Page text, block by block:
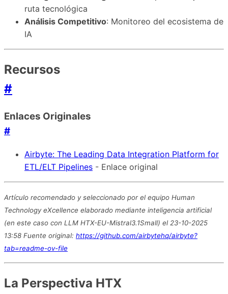
ruta tecnológica
Análisis Competitivo: Monitoreo del ecosistema de
IA
Recursos
#
Enlaces Originales
#
Airbyte: The Leading Data Integration Platform for
ETL/ELT Pipelines - Enlace original
Artículo recomendado y seleccionado por el equipo Human
Technology eXcellence elaborado mediante inteligencia artificial
(en este caso con LLM HTX-EU-Mistral3.1Small) el 23-10-2025
13:58 Fuente original: https://github.com/airbytehq/airbyte?
tab=readme-ov-file
La Perspectiva HTX